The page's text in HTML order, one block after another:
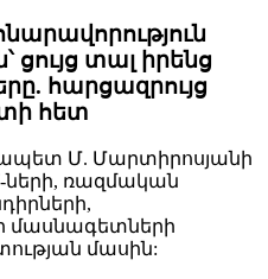
ցույց տալ իրենց
հարցազրույց
հետ
Մ. Մարտիրոսյանի
ների, ռազմական
մասնագետների
մասին: